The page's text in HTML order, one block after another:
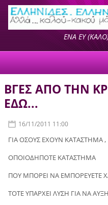
ΕΝΑ ΕΥ
ΒΓΕΣ ΑΠΟ ΤΗΝ
ΕΔΩ...
16/11/2011 11:00
ΓΙΑ ΟΣΟΥΣ ΕΧΟΥΝ ΚΑΤΑΣΤΗΜΑ ,
ΟΠΟΙΟΔΗΠΟΤΕ ΚΑΤΑΣΤΗΜΑ
ΠΟΥ ΜΠΟΡΕΙ ΝΑ ΕΜΠΟΡΕΥΕΤΕ
ΤΟΤΕ ΥΠΑΡΧΕΙ ΛΥΣΗ ΓΙΑ ΝΑ